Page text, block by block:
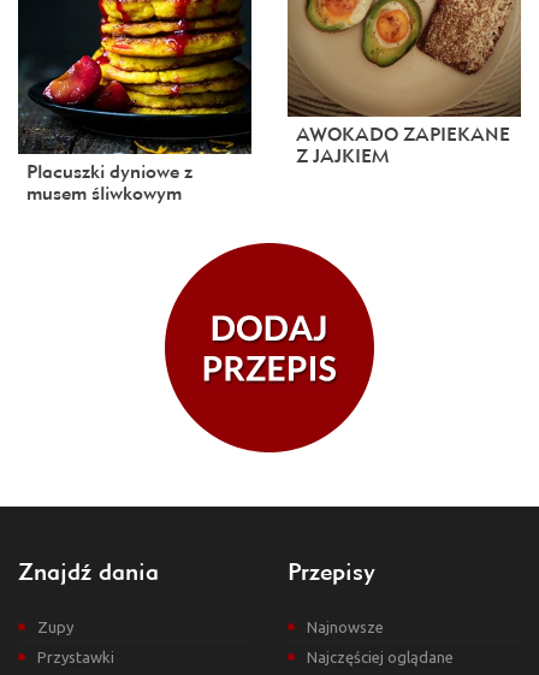
Placuszki dyniowe z
musem śliwkowym
AWOKADO ZAPIEKANE
Z JAJKIEM
Znajdź dania
Zupy
Przystawki
Przepisy
Najnowsze
Najczęściej oglądane